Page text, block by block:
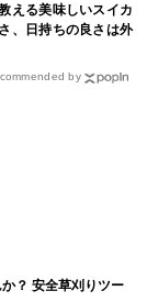
える美味しいスイカ
、日持ちの良さは外
by
？ 安全草刈りツー